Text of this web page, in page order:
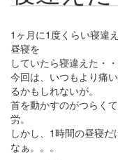
1ヶ月に1度くらい寝違
昼寝を
していたら寝違えた・・
今回は、いつもより痛
るかもしれないが。
首を動かすのがつらく
労。
しかし、1時間の昼寝
なぁ。。。